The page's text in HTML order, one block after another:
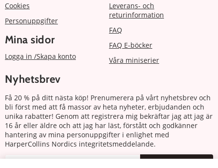
Cookies
Personuppgifter
Mina sidor
Logga in /Skapa konto
Leverans- och
returinformation
FAQ
FAQ E-böcker
Våra miniserier
Nyhetsbrev
Få 20 % på ditt nästa köp! Prenumerera på vårt nyhetsbrev och
bli först med att få massor av heta nyheter, erbjudanden och
unika rabatter! Genom att registrera mig bekräftar jag att jag är
16 år eller äldre och att jag har läst, förstått och godkänner
hantering av mina personuppgifter i enlighet med
HarperCollins Nordics integritetsmeddelande.